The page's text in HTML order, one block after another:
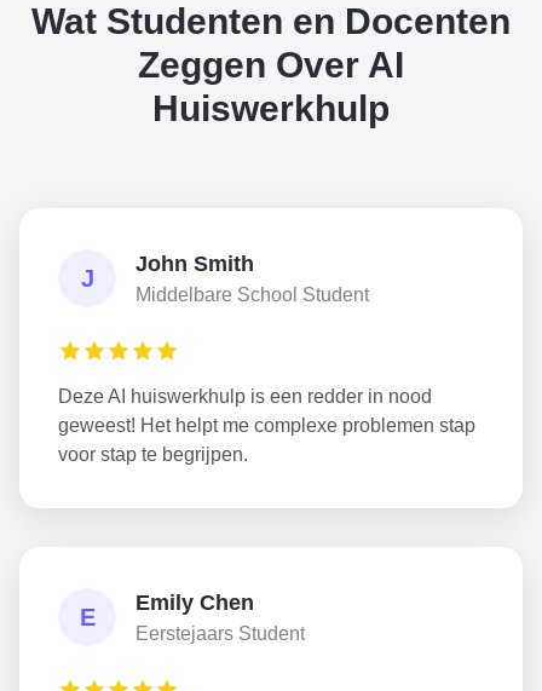
Wat Studenten en Docenten
Zeggen Over AI
Huiswerkhulp
J
John Smith
Middelbare School Student
Deze AI huiswerkhulp is een redder in nood
geweest! Het helpt me complexe problemen stap
voor stap te begrijpen.
E
Emily Chen
Eerstejaars Student